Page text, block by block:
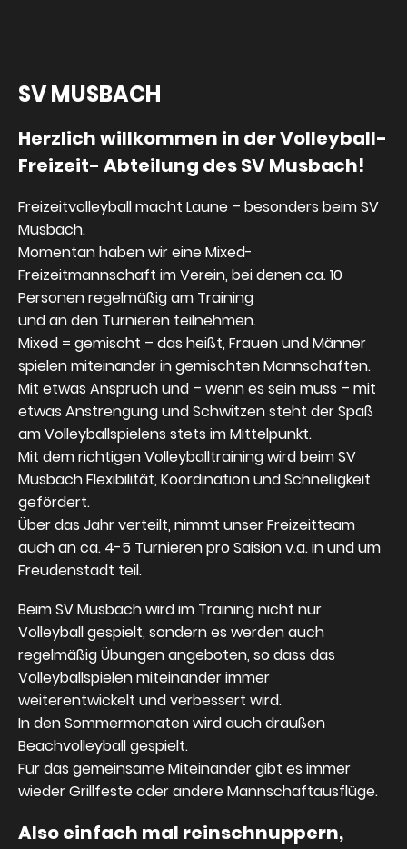
Herzlich willkommen in der Volleyball-
Freizeit- Abteilung des SV Musbach!
Freizeitvolleyball macht Laune – besonders beim SV
Musbach.
Momentan haben wir eine Mixed-
Freizeitmannschaft im Verein, bei denen ca. 10
Personen regelmäßig am Training
und an den Turnieren teilnehmen.
Mixed = gemischt – das heißt, Frauen und Männer
spielen miteinander in gemischten Mannschaften.
Mit etwas Anspruch und – wenn es sein muss – mit
etwas Anstrengung und Schwitzen steht der Spaß
am Volleyballspielens stets im Mittelpunkt.
Mit dem richtigen Volleyballtraining wird beim SV
Musbach Flexibilität, Koordination und Schnelligkeit
gefördert.
Über das Jahr verteilt, nimmt unser Freizeitteam
auch an ca. 4-5 Turnieren pro Saision v.a. in und um
Freudenstadt teil.
Beim SV Musbach wird im Training nicht nur
Volleyball gespielt, sondern es werden auch
regelmäßig Übungen angeboten, so dass das
Volleyballspielen miteinander immer
weiterentwickelt und verbessert wird.
In den Sommermonaten wird auch draußen
Beachvolleyball gespielt.
Für das gemeinsame Miteinander gibt es immer
wieder Grillfeste oder andere Mannschaftausflüge.
Also einfach mal reinschnuppern,
SV MUSBACH